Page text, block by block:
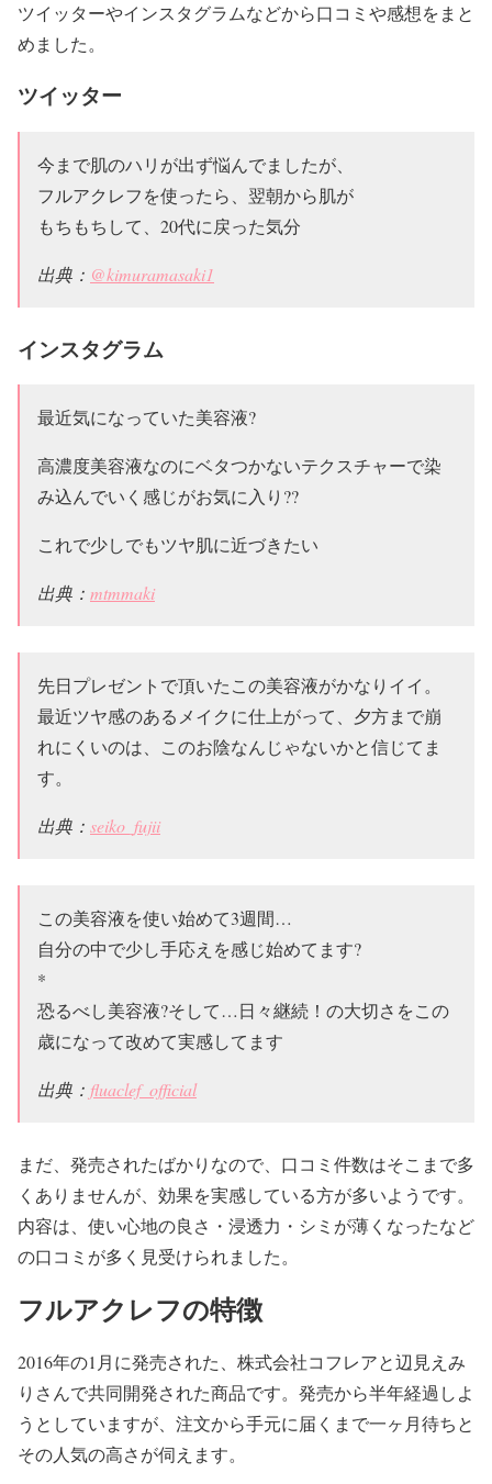
ツイッターやインスタグラムなどから口コミや感想をまと
めました。
ツイッター
今まで肌のハリが出ず悩んでましたが、
フルアクレフを使ったら、翌朝から肌が
もちもちして、20代に戻った気分
出典： @kimuramasaki1
インスタグラム
最近気になっていた美容液?
高濃度美容液なのにベタつかないテクスチャーで染
み込んでいく感じがお気に入り??
これで少しでもツヤ肌に近づきたい
出典： mtmmaki
先日プレゼントで頂いたこの美容液がかなりイイ。
最近ツヤ感のあるメイクに仕上がって、夕方まで崩
れにくいのは、このお陰なんじゃないかと信じてま
す。
出典： seiko_fujii
この美容液を使い始めて3週間…
自分の中で少し手応えを感じ始めてます?
*
恐るべし美容液?そして…日々継続！の大切さをこの
歳になって改めて実感してます
出典： fluaclef_official
まだ、発売されたばかりなので、口コミ件数はそこまで多
くありませんが、効果を実感している方が多いようです。
内容は、使い心地の良さ・浸透力・シミが薄くなったなど
の口コミが多く見受けられました。
フルアクレフの特徴
2016年の1月に発売された、株式会社コフレアと辺見えみ
りさんで共同開発された商品です。発売から半年経過しよ
うとしていますが、注文から手元に届くまで一ヶ月待ちと
その人気の高さが伺えます。